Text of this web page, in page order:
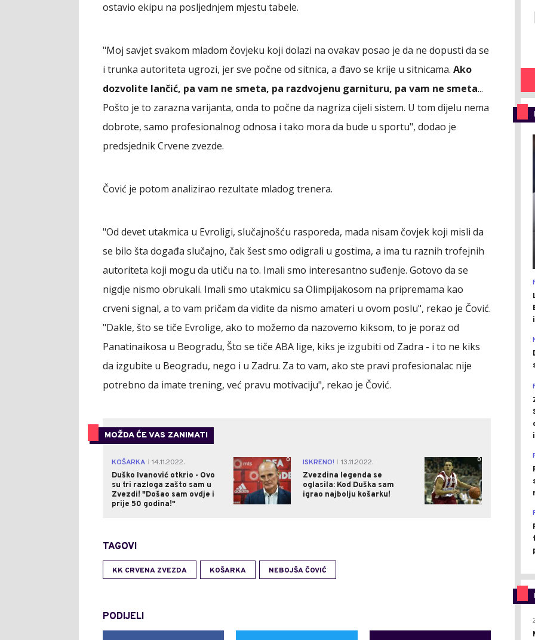
ostavio ekipu na posljednjem mjestu tabele.
"Moj savjet svakom mladom čovjeku koji dolazi na ovakav posao je da ne dopusti da se
i trunka autoriteta ugrozi, jer sve počne od sitnica, a đavo se krije u sitnicama. Ako
dozvolite lančić, pa vam ne smeta, pa razdvojenu garnituru, pa vam ne smeta...
Pošto je to zarazna varijanta, onda to počne da nagriza cijeli sistem. U tom dijelu nema
dobrote, samo profesionalnog odnosa i tako mora da bude u sportu", dodao je
predsjednik Crvene zvezde.
Čović je potom analizirao rezultate mladog trenera.
"Od devet utakmica u Evroligi, slučajnošću rasporeda, mada nisam čovjek koji misli da
se bilo šta događa slučajno, čak šest smo odigrali u gostima, a ima tu raznih trofejnih
autoriteta koji mogu da utiču na to. Imali smo interesantno suđenje. Gotovo da se
nigdje nismo obrukali. Imali smo utakmicu sa Olimpijakosom na pripremama kao
crveni signal, a to vam pričam da vidite da nismo amateri u ovom poslu", rekao je Čović.
"Dakle, što se tiče Evrolige, ako to možemo da nazovemo kiksom, to je poraz od
Panatinaikosa u Beogradu, Što se tiče ABA lige, kiks je izgubiti od Zadra - i to ne kiks
da izgubite u Beogradu, nego i u Zadru. Za to vam, ako ste pravi profesionalac nije
potrebno da imate trening, već pravu motivaciju", rekao je Čović.
MOŽDA ĆE VAS ZANIMATI
KOŠARKA
14.11.2022.
Duško Ivanović otkrio - Ovo
su tri razloga zašto sam u
Zvezdi! "Došao sam ovdje i
prije 50 godina!"
0 ISKRENO!
13.11.2022.
Zvezdina legenda se
oglasila: Kod Duška sam
igrao najbolju košarku!
0
TAGOVI
KK CRVENA ZVEZDA KOŠARKA NEBOJŠA ČOVIĆ
PODIJELI